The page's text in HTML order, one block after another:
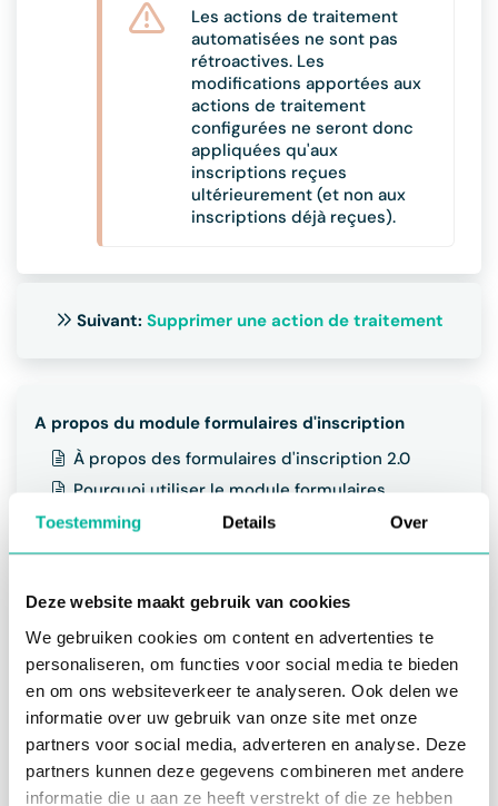
Toestemming Details Over
Deze website maakt gebruik van cookies
We gebruiken cookies om content en advertenties te
personaliseren, om functies voor social media te bieden
en om ons websiteverkeer te analyseren. Ook delen we
informatie over uw gebruik van onze site met onze
partners voor social media, adverteren en analyse. Deze
partners kunnen deze gegevens combineren met andere
informatie die u aan ze heeft verstrekt of die ze hebben
Les actions de traitement
automatisées ne sont pas
rétroactives. Les
modifications apportées aux
actions de traitement
configurées ne seront donc
appliquées qu'aux
inscriptions reçues
ultérieurement (et non aux
inscriptions déjà reçues).
Suivant: Supprimer une action de traitement
A propos du module formulaires d'inscription
À propos des formulaires d'inscription 2.0
Pourquoi utiliser le module formulaires
d'inscription?
Ajouter formulaire
Gérer champs
Types de champs
Paramètres de champ
Ajouter une image de bannière
Remplissage automatique des champs
Gérer les stocks et les listes d'attente